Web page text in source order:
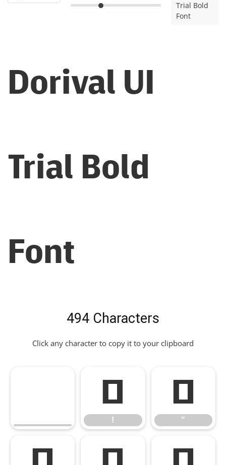
Trial Bold
Font
Dorival UI
Trial Bold
Font
494 Characters
Click any character to copy it to your clipboard
!
!
"
"